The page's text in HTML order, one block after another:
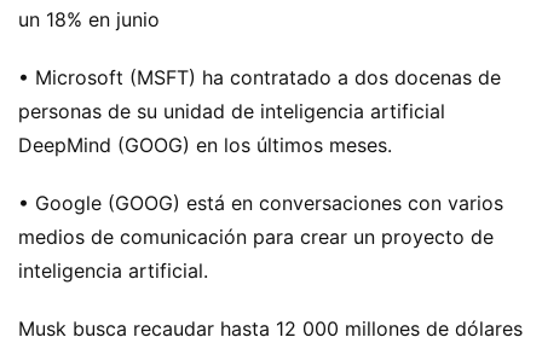
un 18% en junio
• Microsoft (MSFT) ha contratado a dos docenas de
personas de su unidad de inteligencia artificial
DeepMind (GOOG) en los últimos meses.
• Google (GOOG) está en conversaciones con varios
medios de comunicación para crear un proyecto de
inteligencia artificial.
Musk busca recaudar hasta 12 000 millones de dólares